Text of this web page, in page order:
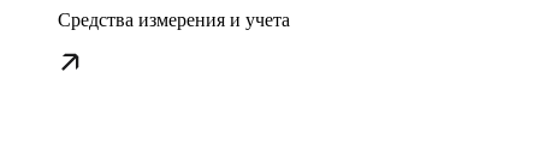
Средства измерения и учета